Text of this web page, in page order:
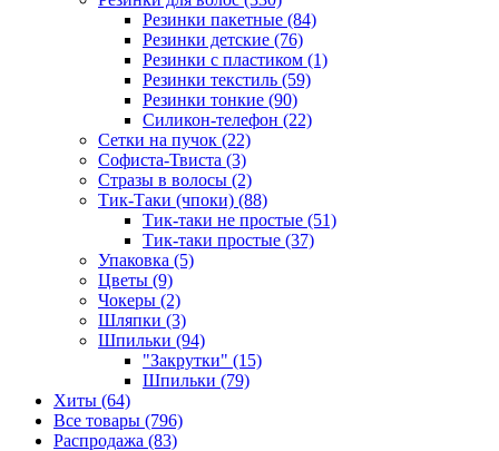
Резинки пакетные (84)
Резинки детские (76)
Резинки с пластиком (1)
Резинки текстиль (59)
Резинки тонкие (90)
Силикон-телефон (22)
Сетки на пучок (22)
Софиста-Твиста (3)
Стразы в волосы (2)
Тик-Таки (чпоки) (88)
Тик-таки не простые (51)
Тик-таки простые (37)
Упаковка (5)
Цветы (9)
Чокеры (2)
Шляпки (3)
Шпильки (94)
"Закрутки" (15)
Шпильки (79)
Хиты (64)
Все товары (796)
Распродажа (83)